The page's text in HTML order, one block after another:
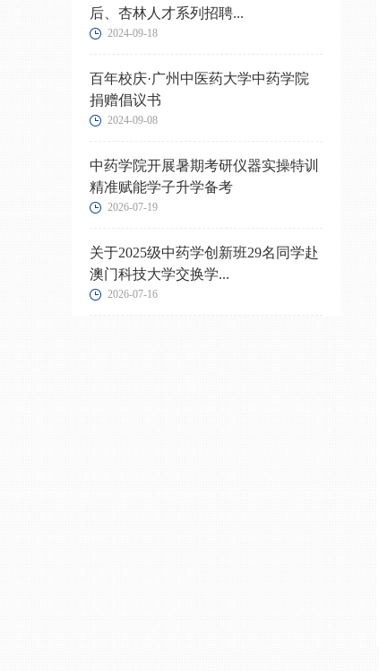
后、杏林人才系列招聘...
2024-09-18
百年校庆·广州中医药大学中药学院
捐赠倡议书
2024-09-08
中药学院开展暑期考研仪器实操特训
精准赋能学子升学备考
2026-07-19
关于2025级中药学创新班29名同学赴
澳门科技大学交换学...
2026-07-16